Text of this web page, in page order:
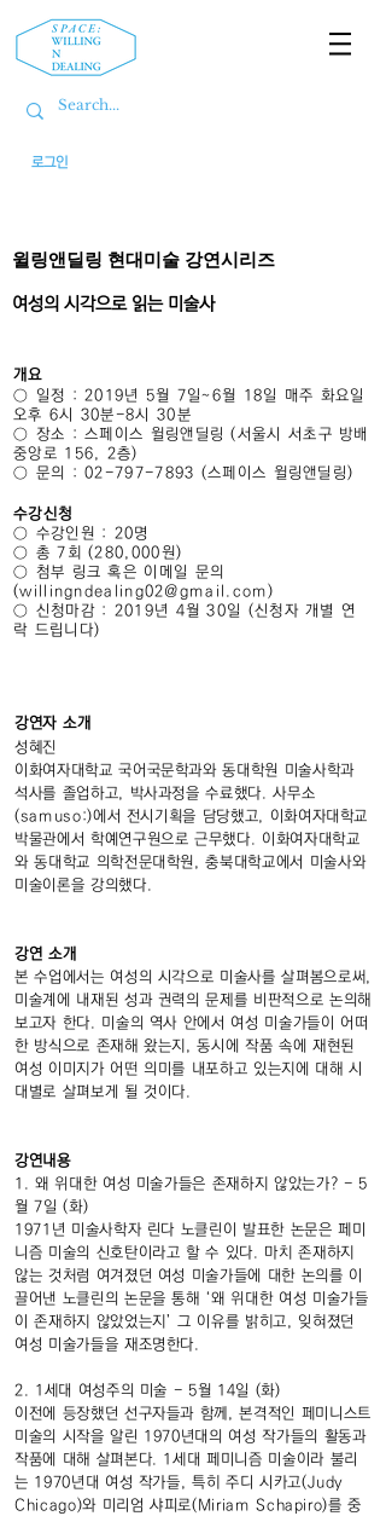
로그인
윌링앤딜링 현대미술 강연시리즈
여성의 시각으로 읽는 미술사
개요
○ 일정 : 2019년 5월 7일~6월 18일 매주 화요일
오후 6시 30분-8시 30분
○ 장소 : 스페이스 윌링앤딜링 (서울시 서초구 방배
중앙로 156, 2층)
○ 문의 : 02-797-7893 (스페이스 윌링앤딜링)
수강신청
○ 수강인원 : 20명
○ 총 7회 (280,000원)
○ 첨부 링크 혹은 이메일 문의
(willingndealing02@gmail.com)
○ 신청마감 : 2019년 4월 30일 (신청자 개별 연
락 드립니다)
강연자 소개
성혜진
이화여자대학교 국어국문학과와 동대학원 미술사학과
석사를 졸업하고, 박사과정을 수료했다. 사무소
(samuso:)에서 전시기획을 담당했고, 이화여자대학교
박물관에서 학예연구원으로 근무했다. 이화여자대학교
와 동대학교 의학전문대학원, 충북대학교에서 미술사와
미술이론을 강의했다.
강연 소개
본 수업에서는 여성의 시각으로 미술사를 살펴봄으로써,
미술계에 내재된 성과 권력의 문제를 비판적으로 논의해
보고자 한다. 미술의 역사 안에서 여성 미술가들이 어떠
한 방식으로 존재해 왔는지, 동시에 작품 속에 재현된
여성 이미지가 어떤 의미를 내포하고 있는지에 대해 시
대별로 살펴보게 될 것이다.
강연내용
1. 왜 위대한 여성 미술가들은 존재하지 않았는가? - 5
월 7일 (화)
1971년 미술사학자 린다 노클린이 발표한 논문은 페미
니즘 미술의 신호탄이라고 할 수 있다. 마치 존재하지
않는 것처럼 여겨졌던 여성 미술가들에 대한 논의를 이
끌어낸 노클린의 논문을 통해 ‘왜 위대한 여성 미술가들
이 존재하지 않았었는지’ 그 이유를 밝히고, 잊혀졌던
여성 미술가들을 재조명한다.
2. 1세대 여성주의 미술 - 5월 14일 (화)
이전에 등장했던 선구자들과 함께, 본격적인 페미니스트
미술의 시작을 알린 1970년대의 여성 작가들의 활동과
작품에 대해 살펴본다. 1세대 페미니즘 미술이라 불리
는 1970년대 여성 작가들, 특히 주디 시카고(Judy
Chicago)와 미리엄 샤피로(Miriam Schapiro)를 중